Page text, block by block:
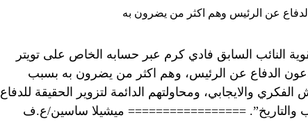
النائب السابق فادي كرم عبر حسابه الخاص على تويتر
الدفاع عن الرئيس، وهم اكثر من يضرون به بسبب
والايجابي، ومحاولتهم الدائمة لتزوير الحقيقة للدفاع
================= ميشيلا ساسين/ع.ف